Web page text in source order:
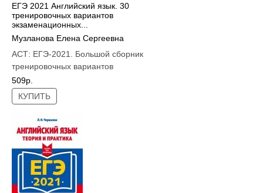
ЕГЭ 2021 Английский язык. 30
тренировочных вариантов
экзаменационных...
Музланова Елена Сергеевна
АСТ: ЕГЭ-2021. Большой сборник
тренировочных вариантов
509р.
КУПИТЬ